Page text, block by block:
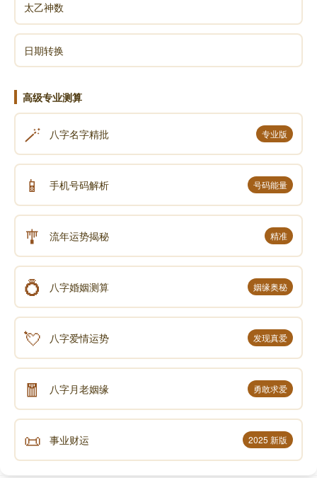
突，以达到和谐的风水效果。
幸福树一般人压不住吗
幸福树一般人压不住这种说法是没有科学依据的。
幸福树是一种常见的室内观赏植物，在风水学中被
认为是一种具有强大生命力的植物，能够带来好运和财
富，寓意着家庭事业的蓬勃发展。它能为家居增添绿
意，其花朵虽小，但色彩斑斓、娇艳欲滴，象征着生活
中的美好与希望。
从现实角度来看，幸福树的养护需要一定的知识和
技巧，如提供适宜的光照、水分、温度和土壤等条件。
只要掌握了正确的养护方法，大多数人都可以将幸福树
养护得很好，让它茁壮成长，为生活增添生机与美感，
而不存在一般人压不住的情况。
声明：部分内容来于网络，如有侵权，请联系我们删除！以上内容，并
太乙神数
日期转换
高级专业测算
🪄 八字名字精批 专业版
📱 手机号码解析 号码能量
🎐 流年运势揭秘 精准
💍 八字婚姻测算 姻缘奥秘
💘 八字爱情运势 发现真爱
🧧 八字月老姻缘 勇敢求爱
📜 事业财运 2025 新版